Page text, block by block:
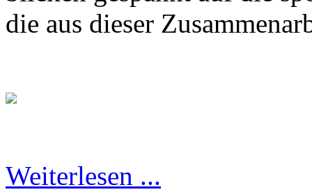
die aus dieser
Weiterlesen ...